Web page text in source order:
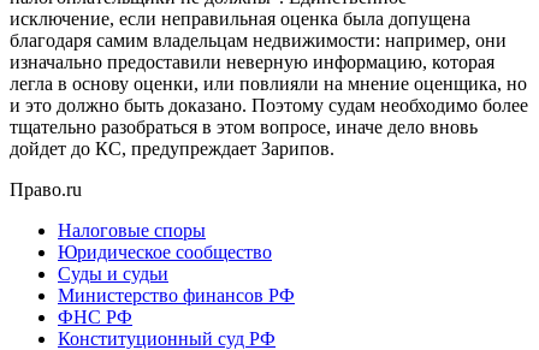
исключение, если неправильная оценка была допущена
благодаря самим владельцам недвижимости: например, они
изначально предоставили неверную информацию, которая
легла в основу оценки, или повлияли на мнение оценщика, но
и это должно быть доказано. Поэтому судам необходимо более
тщательно разобраться в этом вопросе, иначе дело вновь
дойдет до КС, предупреждает Зарипов.
Право.ru
Налоговые споры
Юридическое сообщество
Суды и судьи
Министерство финансов РФ
ФНС РФ
Конституционный суд РФ